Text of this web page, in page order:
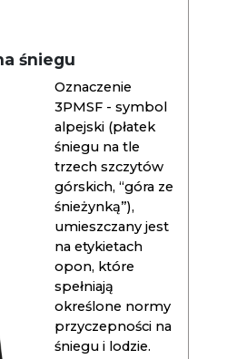
śniegu
Oznaczenie
3PMSF - symbol
alpejski (płatek
śniegu na tle
trzech szczytów
górskich, “góra ze
śnieżynką”),
umieszczany jest
na etykietach
opon, które
spełniają
określone normy
przyczepności na
śniegu i lodzie.